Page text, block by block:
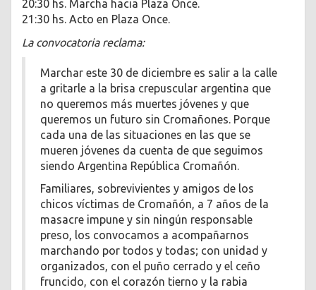
20:30 hs. Marcha hacia Plaza Once.
21:30 hs. Acto en Plaza Once.
La convocatoria reclama:
Marchar este 30 de diciembre es salir a la calle
a gritarle a la brisa crepuscular argentina que
no queremos más muertes jóvenes y que
queremos un futuro sin Cromañones. Porque
cada una de las situaciones en las que se
mueren jóvenes da cuenta de que seguimos
siendo Argentina República Cromañón.
Familiares, sobrevivientes y amigos de los
chicos víctimas de Cromañón, a 7 años de la
masacre impune y sin ningún responsable
preso, los convocamos a acompañarnos
marchando por todos y todas; con unidad y
organizados, con el puño cerrado y el ceño
fruncido, con el corazón tierno y la rabia